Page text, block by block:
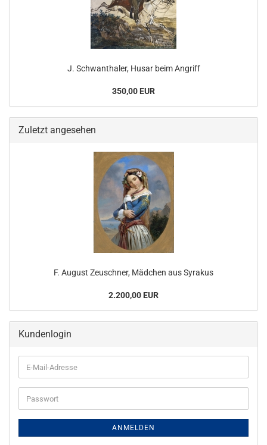
J. Schwanthaler, Husar beim Angriff
350,00 EUR
Zuletzt angesehen
F. August Zeuschner, Mädchen aus Syrakus
2.200,00 EUR
Kundenlogin
E-
Mail-
Adresse
Passwort
ANMELDEN